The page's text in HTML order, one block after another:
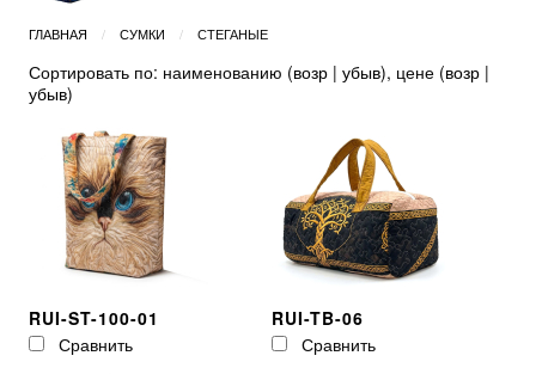
ГЛАВНАЯ СУМКИ СТЕГАНЫЕ
Сортировать по: наименованию (возр | убыв), цене (возр |
убыв)
RUI-ST-100-01
Сравнить
RUI-TB-06
Сравнить